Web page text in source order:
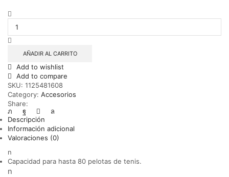
RECOGE
PELOTAS
UNIQUE
cantidad
AÑADIR AL CARRITO
Add to wishlist
Add to compare
SKU: 1125481608
Category: Accesorios
Share:
Descripción
Información adicional
Valoraciones (0)
n
Capacidad para hasta 80 pelotas de tenis.
n